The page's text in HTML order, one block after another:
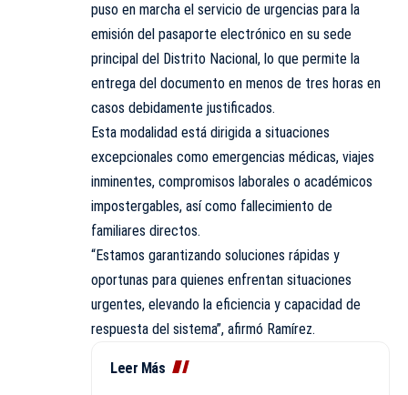
puso en marcha el servicio de urgencias para la
emisión del pasaporte electrónico en su sede
principal del Distrito Nacional, lo que permite la
entrega del documento en menos de tres horas en
casos debidamente justificados.
Esta modalidad está dirigida a situaciones
excepcionales como emergencias médicas, viajes
inminentes, compromisos laborales o académicos
impostergables, así como fallecimiento de
familiares directos.
“Estamos garantizando soluciones rápidas y
oportunas para quienes enfrentan situaciones
urgentes, elevando la eficiencia y capacidad de
respuesta del sistema”, afirmó Ramírez.
Leer Más